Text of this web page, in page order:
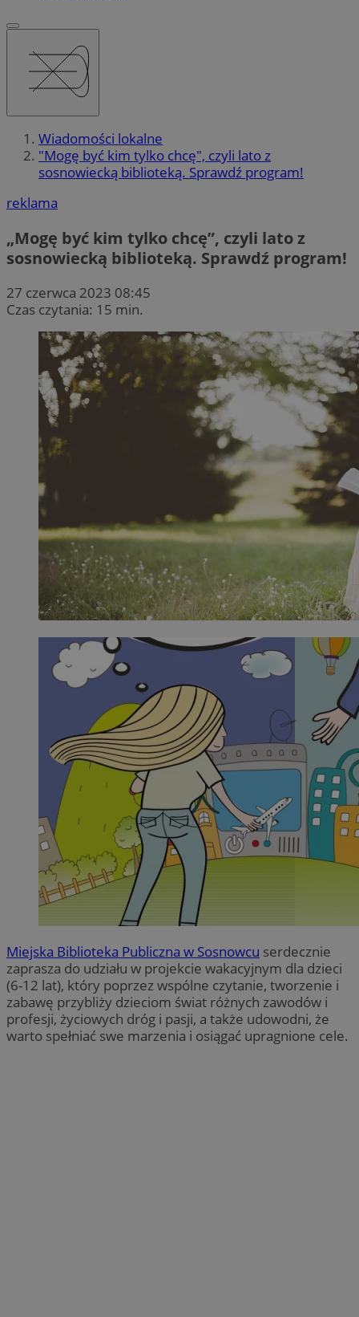
Wiadomości lokalne
"Mogę być kim tylko chcę", czyli lato z
sosnowiecką biblioteką. Sprawdź program!
reklama
„Mogę być kim tylko chcę”, czyli lato z
sosnowiecką biblioteką. Sprawdź program!
27 czerwca 2023 08:45
Czas czytania: 15 min.
Miejska Biblioteka Publiczna w Sosnowcu serdecznie
zaprasza do udziału w projekcie wakacyjnym dla dzieci
(6-12 lat), który poprzez wspólne czytanie, tworzenie i
zabawę przybliży dzieciom świat różnych zawodów i
profesji, życiowych dróg i pasji, a także udowodni, że
warto spełniać swe marzenia i osiągać upragnione cele.